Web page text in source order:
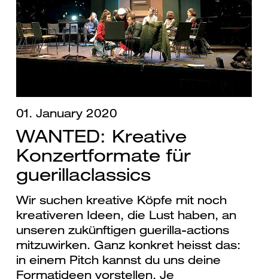
01. January 2020
WANTED: Kreative
Konzertformate für
guerillaclassics
Wir suchen kreative Köpfe mit noch
kreativeren Ideen, die Lust haben, an
unseren zukünftigen guerilla-actions
mitzuwirken. Ganz konkret heisst das:
in einem Pitch kannst du uns deine
Formatideen vorstellen. Je